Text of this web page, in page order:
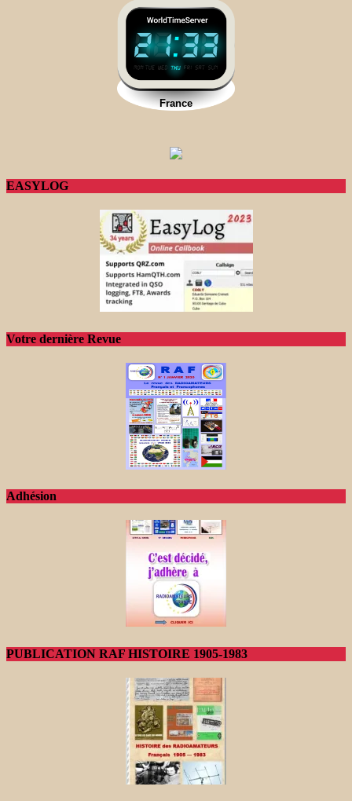
EASYLOG
Votre dernière Revue
Adhésion
PUBLICATION RAF HISTOIRE 1905-1983